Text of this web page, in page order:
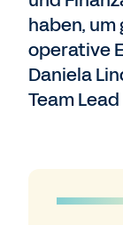
haben,
operative
Daniela
Team